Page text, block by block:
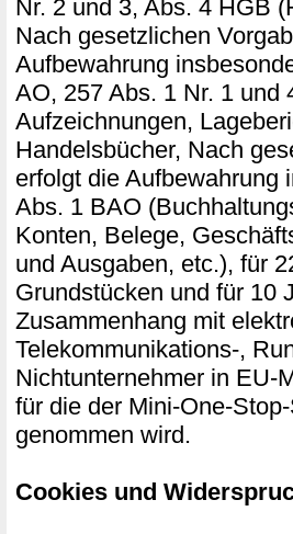
Nr. 2 und 3, Abs. 4 HGB
Nach gesetzlichen
Aufbewahrung
AO, 257 Abs. 1 Nr. 1 und
Aufzeichnungen,
Handelsbücher, Nach
erfolgt die Aufbewahrung
Abs. 1 BAO
Konten, Belege,
und Ausgaben, etc.), für
Grundstücken und für 10
Zusammenhang mit
Telekommunikations-,
Nichtunternehmer in EU-
für die der Mini-One-
genommen wird.
Cookies und